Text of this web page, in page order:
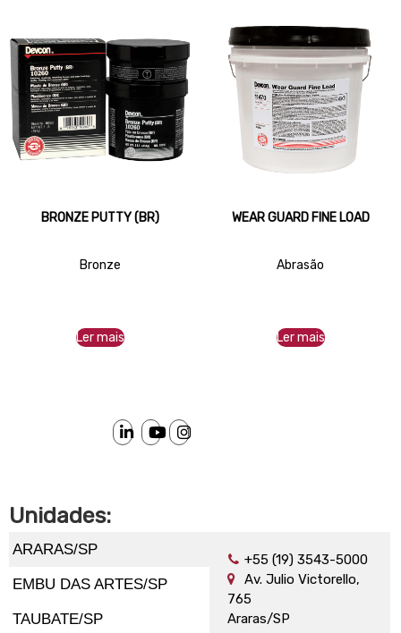
BRONZE PUTTY (BR)
Bronze
Ler mais
WEAR GUARD FINE LOAD
Abrasão
Ler mais
Unidades:
ARARAS/SP
EMBU DAS ARTES/SP
TAUBATE/SP
+55 (19) 3543-5000
Av. Julio Victorello,
765
Araras/SP